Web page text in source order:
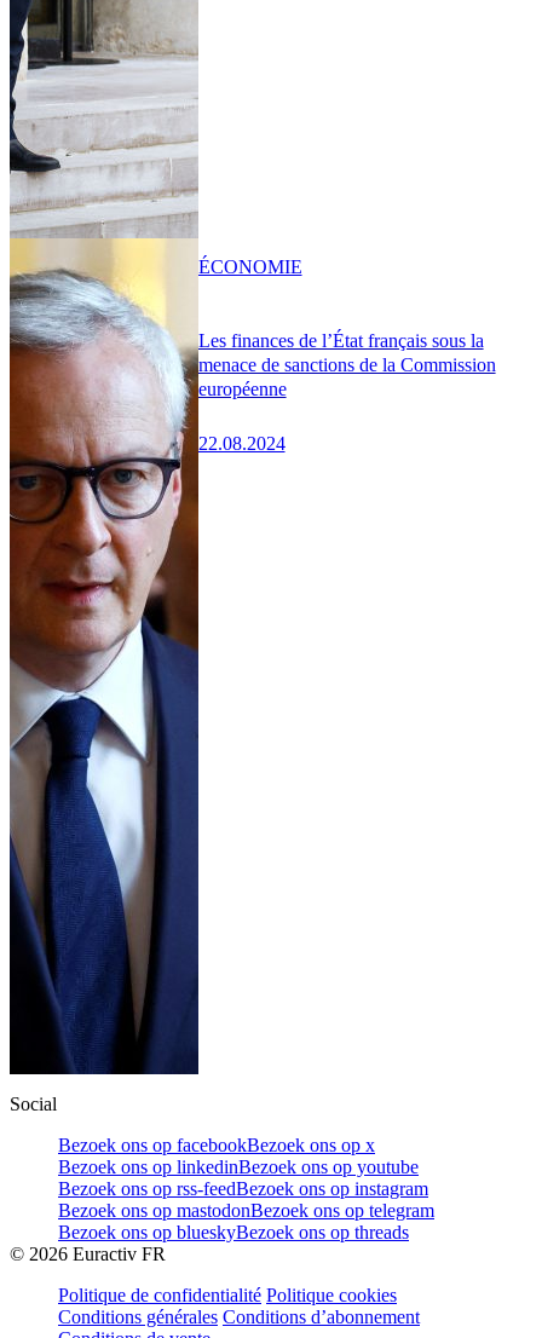
Les finances de l’État français sous la
menace de sanctions de la Commission
européenne
22.08.2024
ÉCONOMIE
Social
Bezoek ons op facebookBezoek ons op x
Bezoek ons op linkedinBezoek ons op youtube
Bezoek ons op rss-feedBezoek ons op instagram
Bezoek ons op mastodonBezoek ons op telegram
Bezoek ons op blueskyBezoek ons op threads
© 2026 Euractiv FR
Politique de confidentialité Politique cookies
Conditions générales Conditions d’abonnement